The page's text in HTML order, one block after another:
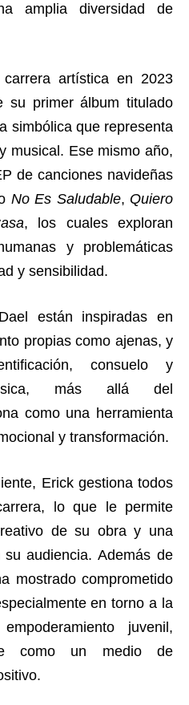
amplia diversidad de
artística en 2023
su primer álbum titulado
simbólica que representa
musical. Ese mismo año,
de canciones navideñas
No Es Saludable, Quiero
, los cuales exploran
y problemáticas
y sensibilidad.
están inspiradas en
propias como ajenas, y
consuelo y
más allá del
como una herramienta
y transformación.
Erick gestiona todos
lo que le permite
de su obra y una
audiencia. Además de
mostrado comprometido
en torno a la
juvenil,
como un medio de